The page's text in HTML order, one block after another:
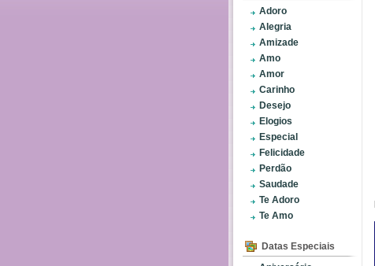
Adoro
Alegria
Amizade
Amo
Amor
Carinho
Desejo
Elogios
Especial
Felicidade
Perdão
Saudade
Te Adoro
Te Amo
Datas Especiais